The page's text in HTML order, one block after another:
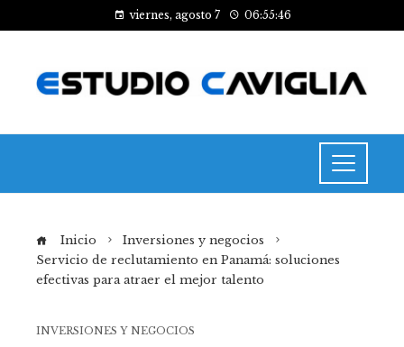
viernes, agosto 7 06:55:46
Inicio
Inversiones y negocios
Servicio de reclutamiento en Panamá: soluciones
efectivas para atraer el mejor talento
INVERSIONES Y NEGOCIOS